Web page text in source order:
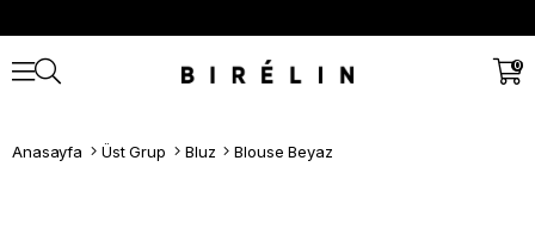
0
Anasayfa Üst Grup Bluz Blouse Beyaz